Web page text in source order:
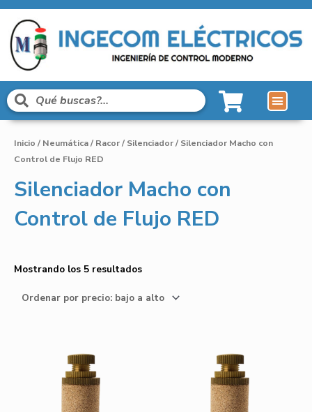
Inicio / Neumática/ Racor/ Silenciador/ Silenciador Macho con
Control de Flujo RED
Silenciador Macho con
Control de Flujo RED
Mostrando los 5 resultados